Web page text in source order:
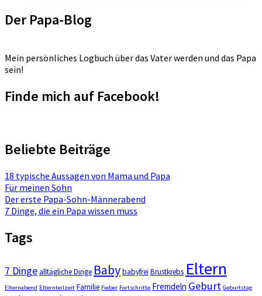
Der Papa-Blog
Mein persönliches Logbuch über das Vater werden und das Papa
sein!
Finde mich auf Facebook!
Beliebte Beiträge
18 typische Aussagen von Mama und Papa
Für meinen Sohn
Der erste Papa-Sohn-Männerabend
7 Dinge, die ein Papa wissen muss
Tags
7 Dinge alltägliche Dinge Babybabyfrei Brustkrebs Eltern
Elternabend Elternteilzeit Familie Fieber Fortschritte Fremdeln Geburt Geburtstag